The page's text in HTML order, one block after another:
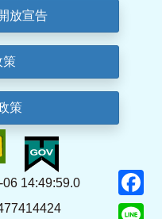
放宣告
策
策
14:49:59.0